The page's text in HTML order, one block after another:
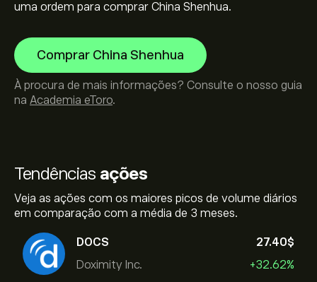
Tendências ações
Veja as ações com os maiores picos de volume diários
em comparação com a média de 3 meses.
DOCS
Doximity Inc.
27.40‎$‎
+32.62%
uma ordem para comprar China Shenhua.
Comprar China Shenhua
À procura de mais informações? Consulte o nosso guia
na Academia eToro.